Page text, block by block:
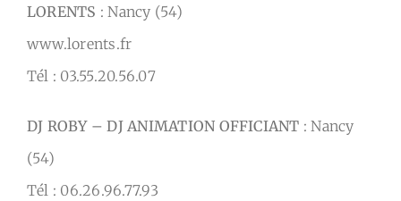
LORENTS : Nancy (54)
www.lorents.fr
Tél : 03.55.20.56.07
DJ ROBY – DJ ANIMATION OFFICIANT : Nancy
(54)
Tél : 06.26.96.77.93